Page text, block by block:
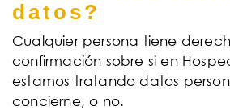
datos?
Cualquier persona tiene
confirmación sobre si en
estamos tratando datos
concierne, o no.